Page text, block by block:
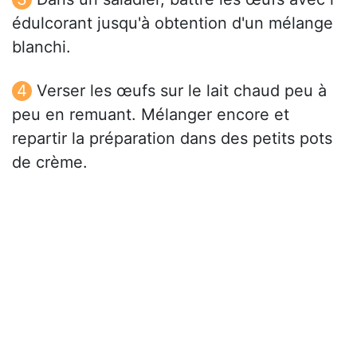
édulcorant jusqu'à obtention d'un mélange
blanchi.
Verser les œufs sur le lait chaud peu à
peu en remuant. Mélanger encore et
repartir la préparation dans des petits pots
de crème.